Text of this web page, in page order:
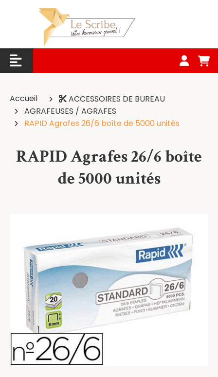
Accueil
ACCESSOIRES DE BUREAU
AGRAFEUSES / AGRAFES
RAPID Agrafes 26/6 boîte de 5000 unités
RAPID Agrafes 26/6 boîte
de 5000 unités